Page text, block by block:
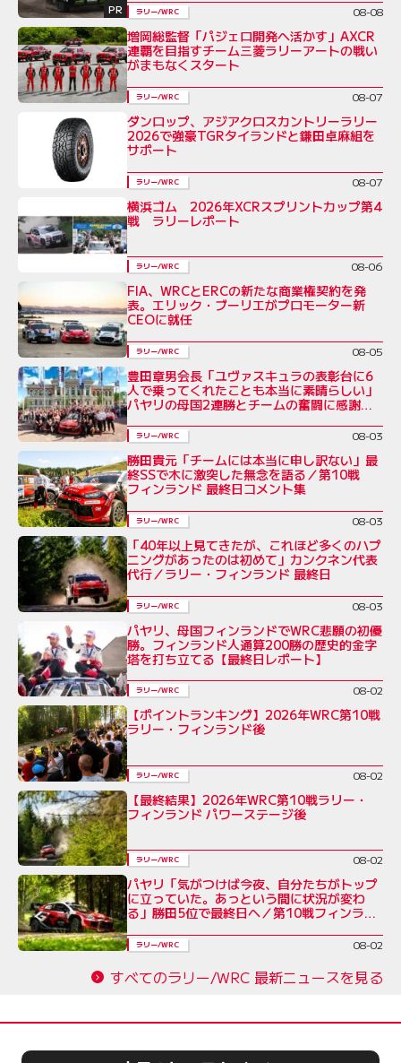
PR ラリー/WRC 08-08
増岡総監督「パジェロ開発へ活かす」AXCR
連覇を目指すチーム三菱ラリーアートの戦い
がまもなくスタート
ラリー/WRC 08-07
ダンロップ、アジアクロスカントリーラリー
2026で強豪TGRタイランドと鎌田卓麻組を
サポート
ラリー/WRC 08-07
横浜ゴム 2026年XCRスプリントカップ第4
戦 ラリーレポート
ラリー/WRC 08-06
FIA、WRCとERCの新たな商業権契約を発
表。エリック・ブーリエがプロモーター新
CEOに就任
ラリー/WRC 08-05
豊田章男会長「ユヴァスキュラの表彰台に6
人で乗ってくれたことも本当に素晴らしい」
パヤリの母国2連勝とチームの奮闘に感謝を
ラリー/WRC 08-03
勝田貴元「チームには本当に申し訳ない」最
終SSで木に激突した無念を語る／第10戦
フィンランド 最終日コメント集
ラリー/WRC 08-03
「40年以上見てきたが、これほど多くのハプ
ニングがあったのは初めて」カンクネン代表
代行／ラリー・フィンランド 最終日
ラリー/WRC 08-03
パヤリ、母国フィンランドでWRC悲願の初優
勝。フィンランド人通算200勝の歴史的金字
塔を打ち立てる【最終日レポート】
ラリー/WRC 08-02
【ポイントランキング】2026年WRC第10戦
ラリー・フィンランド後
ラリー/WRC 08-02
【最終結果】2026年WRC第10戦ラリー・
フィンランド パワーステージ後
ラリー/WRC 08-02
パヤリ「気がつけば今夜、自分たちがトップ
に立っていた。あっという間に状況が変わ
る」勝田5位で最終日へ／第10戦フィンラン
ラリー/WRC 08-02
すべてのラリー/WRC 最新ニュースを見る